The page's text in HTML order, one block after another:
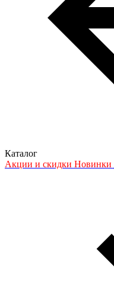
Каталог
Акции и скидки Новинки